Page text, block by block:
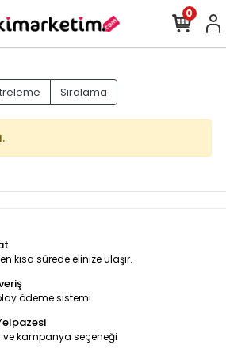
0
Sıralama
kısa sürede elinize ulaşır.
ödeme sistemi
ve kampanya seçeneği